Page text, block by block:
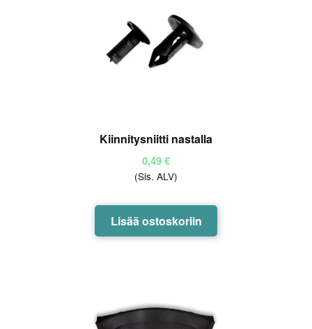
Kiinnitysniitti nastalla
0,49€
(Sis. ALV)
Lisää ostoskoriin